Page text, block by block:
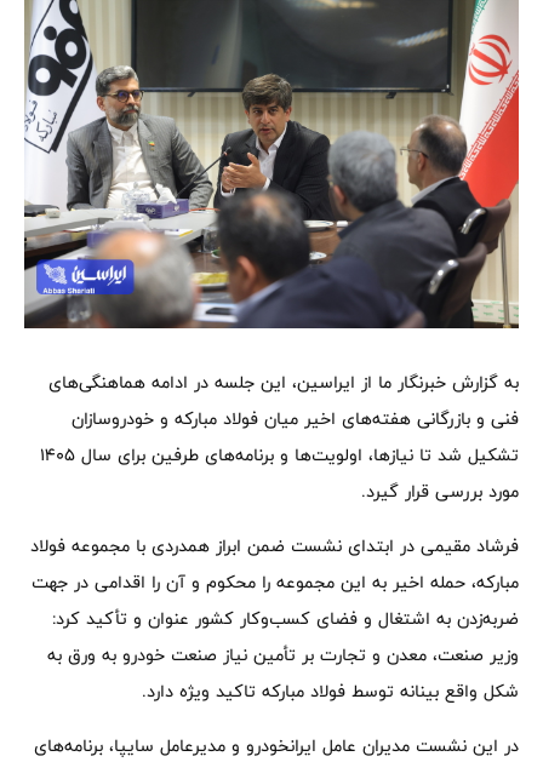
به گزارش خبرنگار ما از ایراسین، این جلسه در ادامه هماهنگی‌های
فنی و بازرگانی هفته‌های اخیر میان فولاد مبارکه و خودروسازان
تشکیل شد تا نیازها، اولویت‌ها و برنامه‌های طرفین برای سال ۱۴۰۵
مورد بررسی قرار گیرد.
فرشاد مقیمی در ابتدای نشست ضمن ابراز همدردی با مجموعه فولاد
مبارکه، حمله اخیر به این مجموعه را محکوم و آن را اقدامی در جهت
ضربه‌زدن به اشتغال و فضای کسب‌وکار کشور عنوان و تأکید کرد:
وزیر صنعت، معدن و تجارت بر تأمین نیاز صنعت خودرو به ورق به
شکل واقع بینانه توسط فولاد مبارکه تاکید ویژه دارد.
در این نشست مدیران عامل ایرانخودرو و مدیرعامل سایپا، برنامه‌های